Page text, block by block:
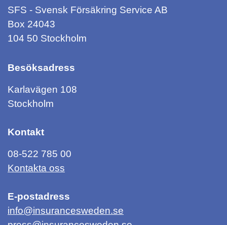
SFS - Svensk Försäkring Service AB
Box 24043
104 50 Stockholm
Besöksadress
Karlavägen 108
Stockholm
Kontakt
08-522 785 00
Kontakta oss
E-postadress
info@insurancesweden.se